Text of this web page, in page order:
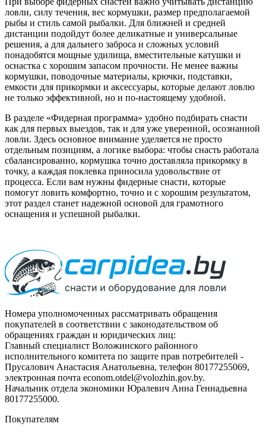
ловли, силу течения, вес кормушки, размер предполагаемой
рыбы и стиль самой рыбалки. Для ближней и средней
дистанции подойдут более деликатные и универсальные
решения, а для дальнего заброса и сложных условий
понадобятся мощные удилища, вместительные катушки и
оснастка с хорошим запасом прочности. Не менее важны
кормушки, поводочные материалы, крючки, подставки,
емкости для прикормки и аксессуары, которые делают ловлю
не только эффективной, но и по-настоящему удобной.
В разделе «Фидерная программа» удобно подбирать снасти
как для первых выездов, так и для уже уверенной, осознанной
ловли. Здесь основное внимание уделяется не просто
отдельным позициям, а логике выбора: чтобы снасть работала
сбалансированно, кормушка точно доставляла прикормку в
точку, а каждая поклевка приносила удовольствие от
процесса. Если вам нужны фидерные снасти, которые
помогут ловить комфортно, точно и с хорошим результатом,
этот раздел станет надежной основой для грамотного
оснащения и успешной рыбалки.
Номера уполномоченных рассматривать обращения
покупателей в соответствии с законодательством об
обращениях граждан и юридических лиц:
Главный специалист Воложинского районного
исполнительного комитета по защите прав потребителей -
Прусалович Анастасия Анатольевна, телефон 80177255069,
электронная почта econom.otdel@volozhin.gov.by.
Начальник отдела экономики Юралевич Анна Геннадьевна
80177255000.
Покупателям